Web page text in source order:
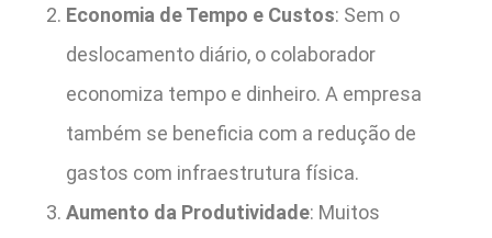
Economia de Tempo e Custos: Sem o
deslocamento diário, o colaborador
economiza tempo e dinheiro. A empresa
também se beneficia com a redução de
gastos com infraestrutura física.
Aumento da Produtividade: Muitos